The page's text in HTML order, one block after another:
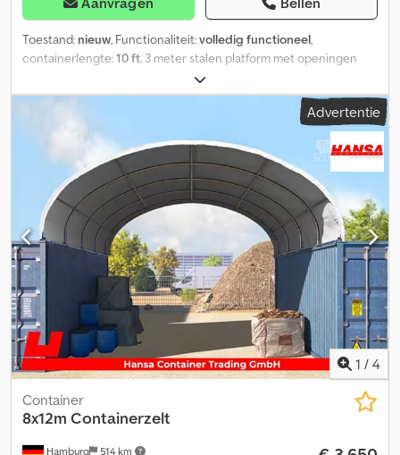
Toestand: nieuw, Functionaliteit:volledig functioneel,
containerlengte:10 ft, 3 meter stalen platform met openingen
voor vorkheftrucks Een stalen platform kan in de bouwsector
worden gebruikt. Platformen worden gebruikt voor het transport
van machines, graafmachines, vorkheftrucks, auto's of andere
voertuigen. Ook in de offshore-industrie en op booreilanden
worden platformen gebruikt. Buitenafmetingen: Lengte: 2.991 mm
Breedte: 2.438 mm Hoogte: 160 mm Cjdpfx Aijznuvgeceha Alle
maten zijn indicatief. De waarden kunnen afwijken. Afhalen:
Globaltainer GmbH, An der Autobahn 12 29690 Buchholz / Aller,
Duitsland Levering door heel Duitsland is mogelijk, eventueel met
lossen door een vrachtwagen met laadkraan. Neem contact met
ons op voor een levering, dan maken wij een offerte voor u. Uw
Globaltainer GmbH-team
Advertentie
1 / 4
Hamburg 514 km
Container
8x12m Containerzelt